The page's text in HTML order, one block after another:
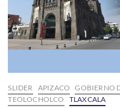
SLIDER APIZACO GOBIERNO
TEOLOCHOLCO
TLAXCALA